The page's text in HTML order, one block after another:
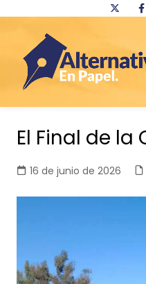
contenido
El Final de la
16 de junio de 2026